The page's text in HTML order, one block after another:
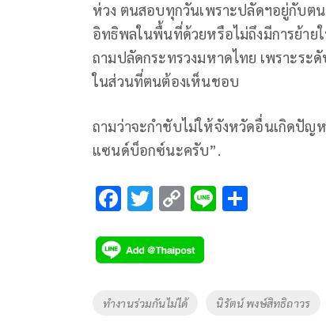
ห่วง ตนสอบทุกวันเพราะปลัดฯอยู่กับตน
อิทธิพลในพื้นที่ด้วยหรือไม่ถึงมีการย้าย
ถามปลัดกระทรวงมหาดไทย เพราะร
ในส่วนที่ตนต้องเห็นชอบ
ถามว่าจะกำชับไม่ให้จังหวัดอื่นเกิดปัญ
แซนด์บ็อกซ์นะครับ”.
F
e
b
o
T
tt
er
C
p
y
Li
Li
Tags
ทำงานร่วมกันไม่ได้ นิรัตน์ พงษ์สิทธิถาวร